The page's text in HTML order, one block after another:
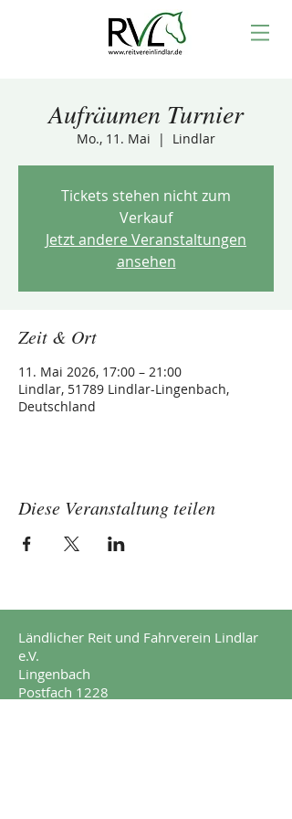
Aufräumen Turnier
Mo., 11. Mai
  |
Lindlar
Tickets stehen nicht zum
Verkauf
Jetzt andere Veranstaltungen
ansehen
Zeit & Ort
11. Mai 2026, 17:00 – 21:00
Lindlar, 51789 Lindlar-Lingenbach,
Deutschland
Diese Veranstaltung teilen
Ländlicher Reit und Fahrverein Lindlar
e.V.
Lingenbach
Postfach 1228